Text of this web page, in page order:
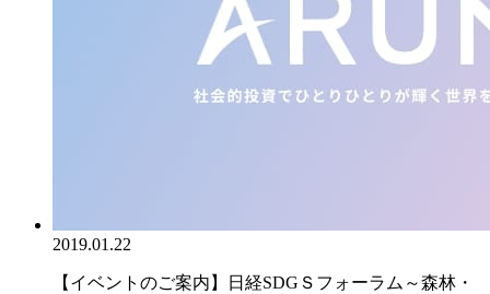
2019.01.22
【イベントのご案内】日経SDGＳフォーラム～森林・